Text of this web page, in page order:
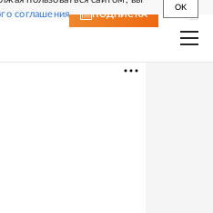
соглашения
OK
ПОДПИСКА